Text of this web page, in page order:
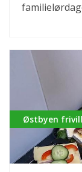
Østbyen